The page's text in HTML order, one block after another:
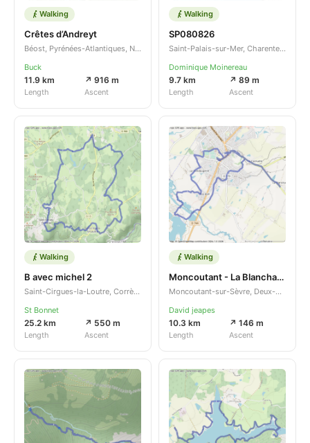
Walking
Crêtes d’Andreyt
Béost, Pyrénées-Atlantiques, Nouvelle-Aquitaine, FR
Buck
11.9 km
Length
↗ 916 m
Ascent
Walking
SP080826
Saint-Palais-sur-Mer, Charente-Maritime, Nouvelle-Aquitaine, FR
Dominique Moinereau
9.7 km
Length
↗ 89 m
Ascent
Walking
B avec michel 2
Saint-Cirgues-la-Loutre, Corrèze, Nouvelle-Aquitaine, FR
St Bonnet
25.2 km
Length
↗ 550 m
Ascent
Walking
Moncoutant - La Blanchardière
Moncoutant-sur-Sèvre, Deux-Sèvres, Nouvelle-Aquitaine, FR
David jeapes
10.3 km
Length
↗ 146 m
Ascent